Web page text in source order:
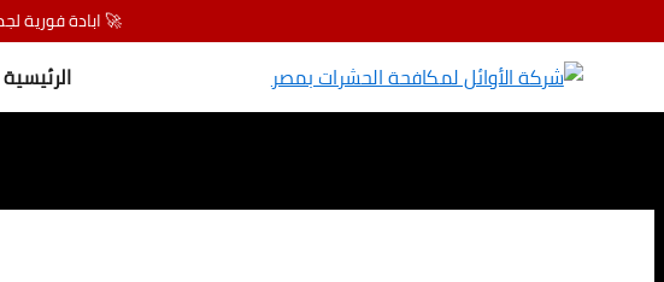
🚀 ابادة فورية
الرئيسية